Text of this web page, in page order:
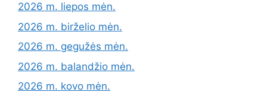
2026 m. liepos mėn.
2026 m. birželio mėn.
2026 m. gegužės mėn.
2026 m. balandžio mėn.
2026 m. kovo mėn.